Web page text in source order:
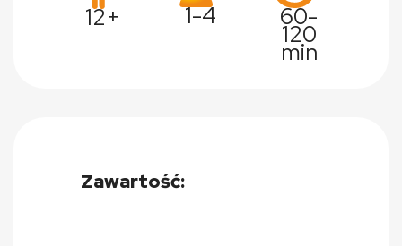
12+ 1-4 60-
120
min
Zawartość: